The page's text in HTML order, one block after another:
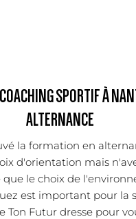
SPORTIF À
ALTERNANCE
la formation en
d'orientation mais
que le choix de
est important pour la
Ton Futur dresse pour